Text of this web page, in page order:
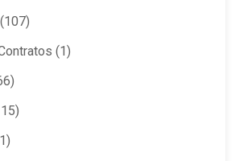
(107)
(1)